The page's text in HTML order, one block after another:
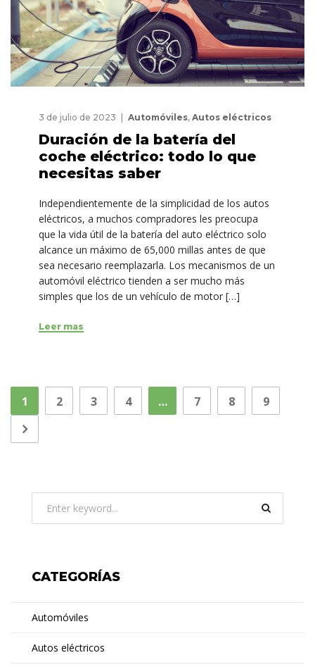
3 de julio de 2023 Automóviles, Autos eléctricos
Duración de la batería del
coche eléctrico: todo lo que
necesitas saber
Independientemente de la simplicidad de los autos
eléctricos, a muchos compradores les preocupa
que la vida útil de la batería del auto eléctrico solo
alcance un máximo de 65,000 millas antes de que
sea necesario reemplazarla. Los mecanismos de un
automóvil eléctrico tienden a ser mucho más
simples que los de un vehículo de motor […]
Leer mas
1 2 3 4 … 7 8 9
CATEGORÍAS
Automóviles
Autos eléctricos